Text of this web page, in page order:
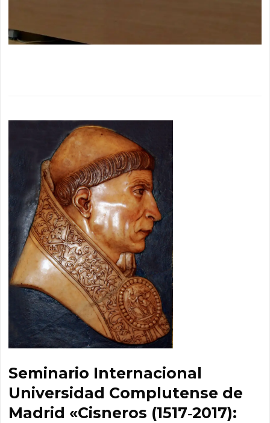
Seminario Internacional
Universidad Complutense de
Madrid «Cisneros (1517‐2017):